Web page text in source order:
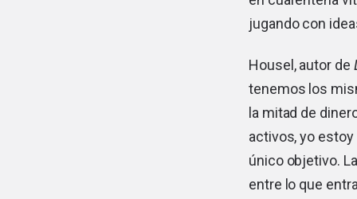
jugando con
Housel, autor de
tenemos los
la mitad de
activos, yo
único objetivo.
entre lo que